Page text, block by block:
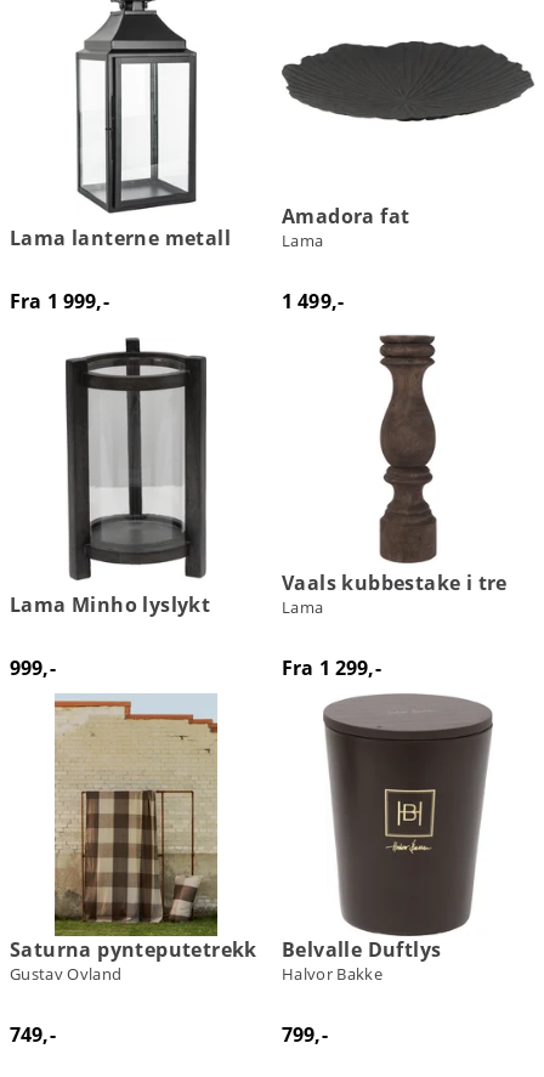
Lama lanterne metall
Fra 1 999,-
Amadora fat
Lama
1 499,-
Lama Minho lyslykt
999,-
Vaals kubbestake i tre
Lama
Fra 1 299,-
Saturna pynteputetrekk
Gustav Ovland
749,-
Belvalle Duftlys
Halvor Bakke
799,-